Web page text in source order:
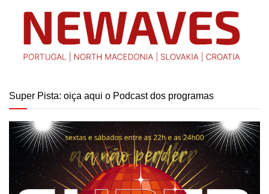
Super Pista: oiça aqui o Podcast dos programas